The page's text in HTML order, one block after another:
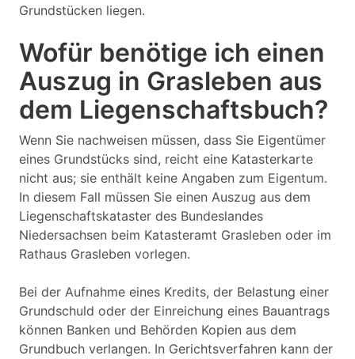
Grundstücken liegen.
Wofür benötige ich einen
Auszug in Grasleben aus
dem Liegenschaftsbuch?
Wenn Sie nachweisen müssen, dass Sie Eigentümer
eines Grundstücks sind, reicht eine Katasterkarte
nicht aus; sie enthält keine Angaben zum Eigentum.
In diesem Fall müssen Sie einen Auszug aus dem
Liegenschaftskataster des Bundeslandes
Niedersachsen beim Katasteramt Grasleben oder im
Rathaus Grasleben vorlegen.
Bei der Aufnahme eines Kredits, der Belastung einer
Grundschuld oder der Einreichung eines Bauantrags
können Banken und Behörden Kopien aus dem
Grundbuch verlangen. In Gerichtsverfahren kann der